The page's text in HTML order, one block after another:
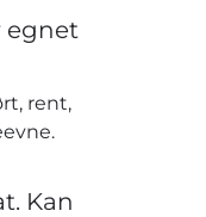
egnet
rent,
Kan